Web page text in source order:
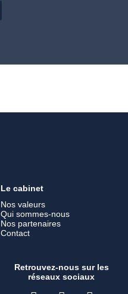
Le cabinet
Nos valeurs
Qui sommes-nous
Nos partenaires
Contact
Retrouvez-nous sur les
réseaux sociaux